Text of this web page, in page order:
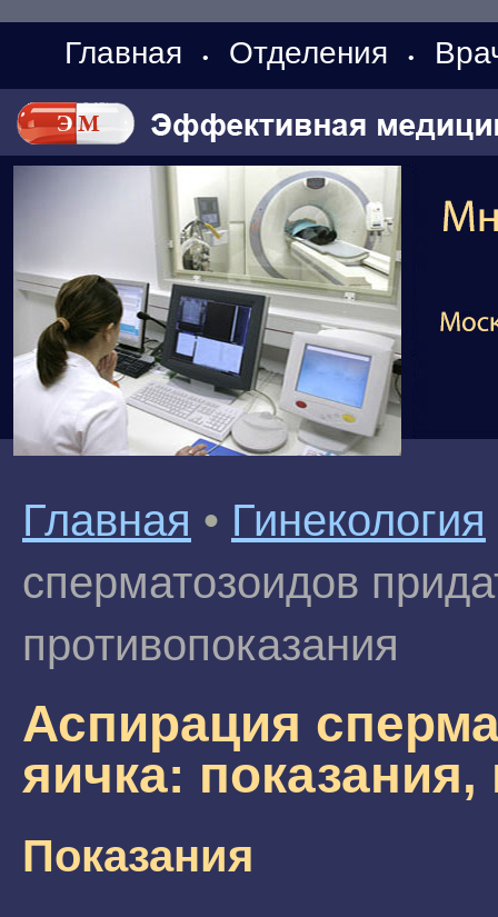
Главная • Отделения •
Главная • Гинекология
сперматозоидов
противопоказания
Аспирация
яичка:
Показания